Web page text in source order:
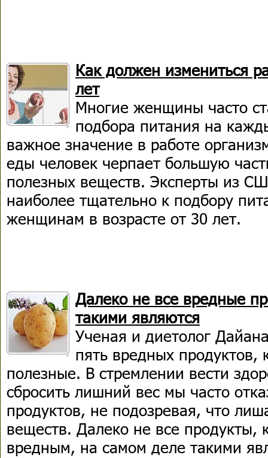
Как должен измениться
лет
Многие женщины часто
подбора питания на
важное значение в работе
еды человек черпает большую
полезных веществ. Эксперты из
наиболее тщательно к подбору
женщинам в возрасте от 30 лет.
Далеко не все вредные
такими являются
Ученая и диетолог
пять вредных
полезные. В стремлении вести
сбросить лишний вес мы часто
продуктов, не подозревая, что
веществ. Далеко не все продукты,
вредным, на самом деле такими